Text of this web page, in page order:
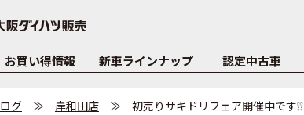
お買い得情報 新車ラインナップ 認定中古車
グ 岸和田店 初売りサキドリフェア開催中です❕❕